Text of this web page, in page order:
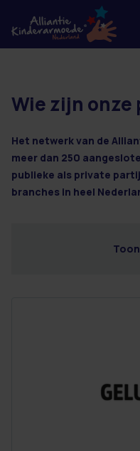
9 resultaten
Wie zijn
Het netwerk van de
meer dan 250
publieke als private
branches in heel